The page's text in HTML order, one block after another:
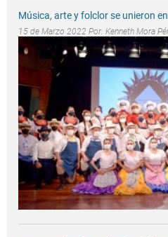
Música, arte y folclor se unieron
15 de Marzo 2022 Por: Kenneth Mora